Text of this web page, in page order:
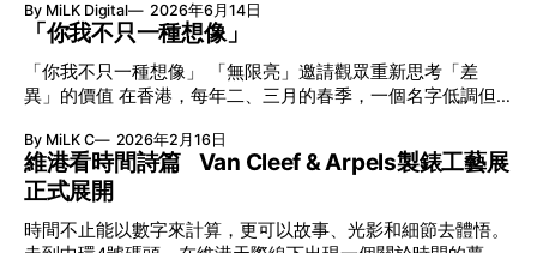
VGP 金獎，也是 Amazon 折扣日的大熱推介。
By MiLK Digital 2026年6月14日
「你我不只一種想像」
「你我不只一種想像」 「無限亮」邀請觀眾重新思考「差
異」的價值 在香港，每年二、三月的春季，一個名字低調但
節與香港賽馬會慈善信託基金聯合呈獻，以共融藝術為核心，
八年來不只是帶來無數來自世界各地的優秀節目，更致力於在
本地建立屬於香港的共融創作生態。今年更首度與本地兩大旗
艦藝團強強聯手打造兩部深具意義的作品《遊延》及《弦上光
影》，展開一場前所未有的藝術對話，擦下多元藝術下的流動
By MiLK C 2026年2月16日
維港看時間詩篇 Van Cleef & Arpels製錶工藝展
正式展開
時間不止能以數字來計算，更可以故事、光影和細節去體悟。